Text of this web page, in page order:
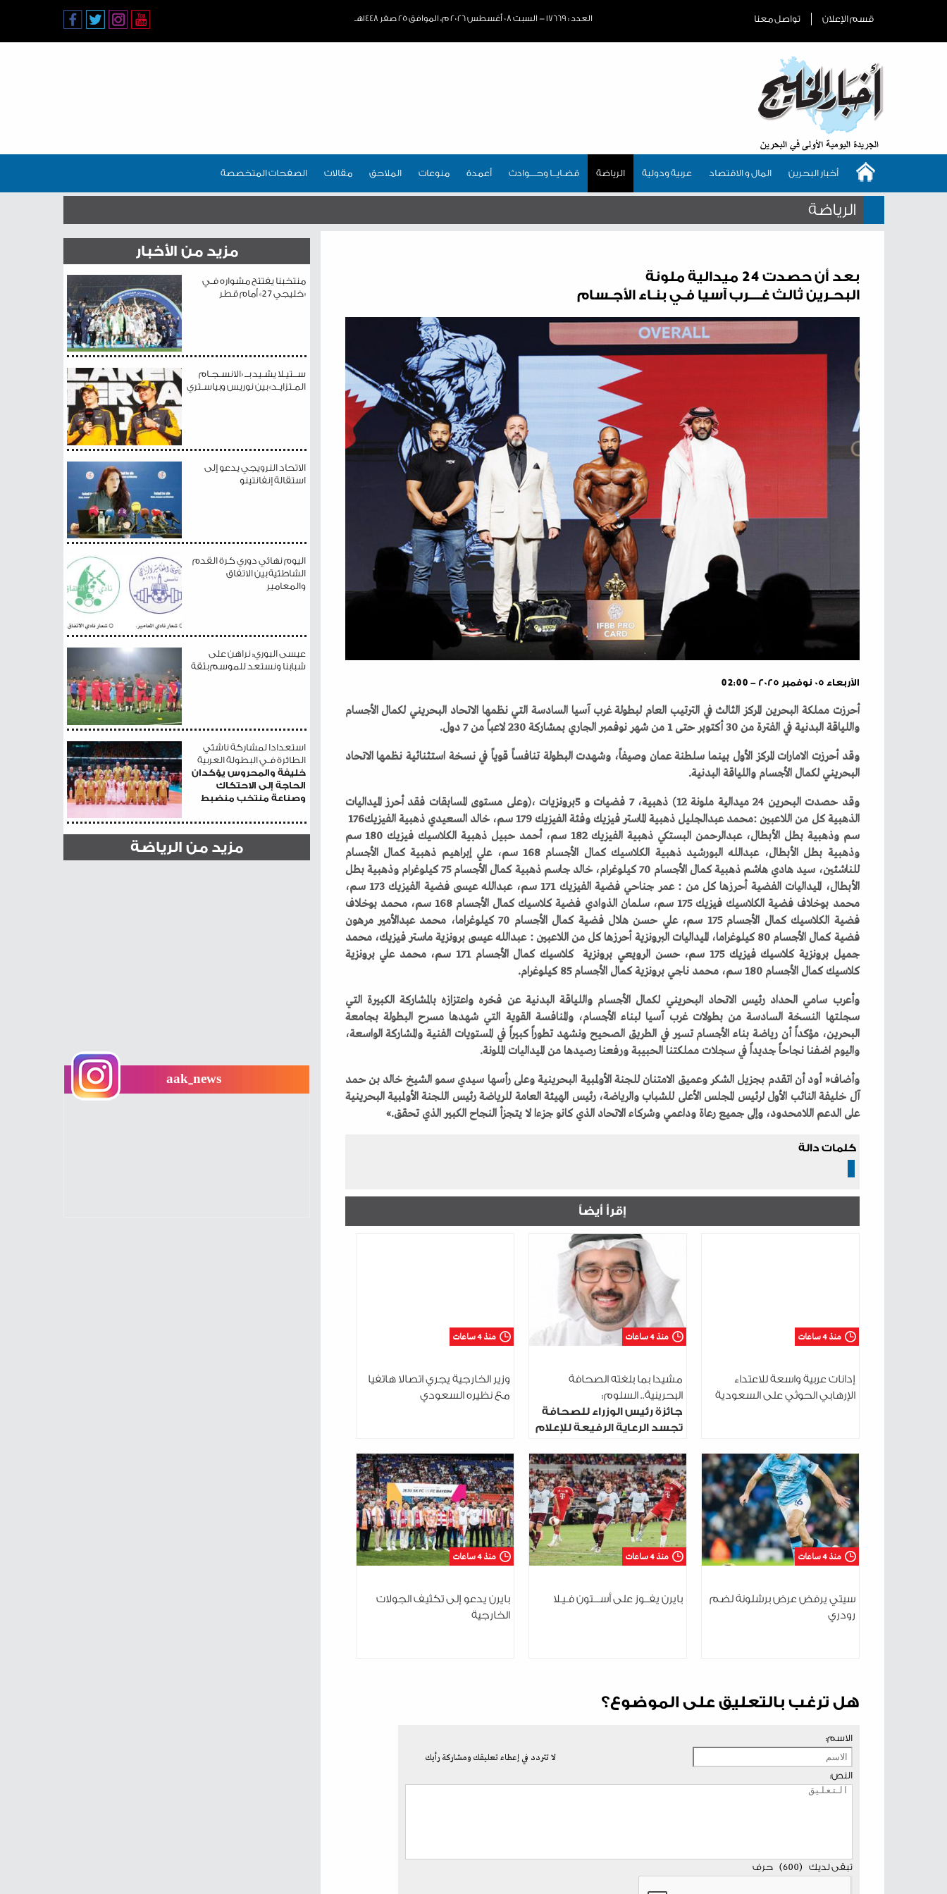
قسم الإعلان تواصل معنا العدد : ١٧٦٦٩ - السبت ٠٨ أغسطس ٢٠٢٦ م، الموافق ٢٥ صفر ١٤٤٨هـ
أخبار البحرين المال و الاقتصاد عربية ودولية الرياضة قضـايــا وحـــوادث أعمدة منوعات الملاحق مقالات الصفحات المتخصصة
الرياضة
بعد أن حصدت 24 ميدالية ملونة
البحـرين ثالث غــــرب آسيا فـي بنـاء الأجـسام
الأربعاء ٠٥ نوفمبر ٢٠٢٥ - 02:00
‬واللياقة‭ ‬البدنية‭ ‬في‭ ‬الفترة‭ ‬من‭ ‬30‭ ‬أكتوبر‭ ‬حتى‭ ‬1‭ ‬من‭ ‬شهر‭ ‬نوفمبر‭ ‬الجاري‭ ‬بمشاركة‭ ‬230‭ ‬لاعباً‭ ‬من‭ ‬7‭ ‬دول‭.‬
‬البحريني‭ ‬لكمال‭ ‬الأجسام‭ ‬واللياقة‭ ‬البدنية‭.‬
‬الذهبية‭ ‬كل‭ ‬من‭ ‬اللاعبين‭: ‬محمد‭ ‬عبدالجليل‭ ‬ذهبية‭ ‬الماستر‭ ‬فيزيك‭ ‬وفئة‭ ‬الفيزيك‭ ‬179‭ ‬سم،‭ ‬خالد‭ ‬السعيدي‭ ‬ذهبية‭ ‬الفيزيك‭ ‬176‭
‬كلاسيك‭ ‬كمال‭ ‬الأجسام‭ ‬180‭ ‬سم،‭ ‬محمد‭ ‬ناجي‭ ‬برونزية‭ ‬كمال‭ ‬الأجسام‭ ‬85‭ ‬كيلوغرام‭.‬
‬واليوم‭ ‬اضفنا‭ ‬نجاحاً‭ ‬جديداً‭ ‬في‭ ‬سجلات‭ ‬مملكتنا‭ ‬الحبيبة‭ ‬ورفعنا‭ ‬رصيدها‭ ‬من‭ ‬الميداليات‭ ‬الملونة‭.‬
‬على‭ ‬الدعم‭ ‬اللامحدود،‭ ‬وإلى‭ ‬جميع‭ ‬رعاة‭ ‬وداعمي‭ ‬وشركاء‭ ‬الاتحاد‭ ‬الذي‭ ‬كانو‭ ‬جزءا‭ ‬لا‭ ‬يتجزأ‭ ‬النجاح‭ ‬الكبير‭ ‬الذي‭ ‬تحقق‮»‬‭.‬
كلمات دالة
إقرأ أيضاً
منذ 4 ساعات
إدانات عربية واسعة للاعتداء
الإرهابي الحوثي على السعودية
منذ 4 ساعات
مشيدا بما بلغته الصحافة
البحرينية.. السلوم:
جائزة رئيس الوزراء للصحافة
تجسد الرعاية الرفيعة للإعلام
منذ 4 ساعات
وزير الخارجية يجري اتصالا هاتفيا
مع نظيره السعودي
منذ 4 ساعات
سيتي يرفض عرض برشلونة لضم
رودري
منذ 4 ساعات
بايرن يفــوز على أســـتون فـيـلا
منذ 4 ساعات
بايرن يدعو إلى تكثيف الجولات
الخارجية
هل ترغب بالتعليق على الموضوع؟
لا تتردد في إعطاء تعليقك ومشاركة رأيك
الاسم:
النص:
تبقى لديك (
600
)حرف
مزيد من الأخبار
منتخبنا يفتتح مشواره فـي
«خليجي 27» أمام قطر
ســتيـلا يشـيد بــ «الانسـجـام
المـتزايـد» بين نوريس وبياسـتري
الاتحاد النرويجي يدعو إلى
استقالة إنفانتينو
اليوم نهائي دوري كرة القدم
الشاطئية بين الاتفاق
والمعامير
عيسى البوري: نراهن على
شبابنا ونستعد للموسم بثقة
استعدادا لمشاركة ناشئي
الطائرة فـي البطولة العربية
خليفة والمحروس يؤكدان
الحاجة إلى الاحتكاك
وصناعة منتخب منضبط
مزيد من الرياضة
aak_news